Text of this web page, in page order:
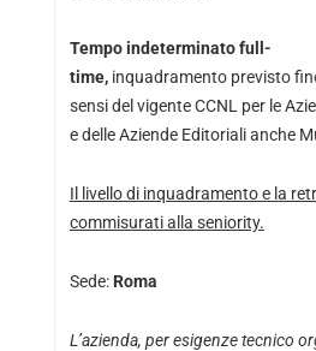
Tempo indeterminato full-
time, inquadramento previsto
sensi del vigente CCNL per le
e delle Aziende Editoriali anche
Il livello di inquadramento e la
commisurati alla seniority.
Sede: Roma
L’azienda, per esigenze tecnico